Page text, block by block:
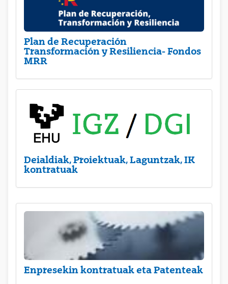
Plan de Recuperación
Transformación y Resiliencia- Fondos
MRR
Deialdiak, Proiektuak, Laguntzak, IK
kontratuak
Enpresekin kontratuak eta Patenteak